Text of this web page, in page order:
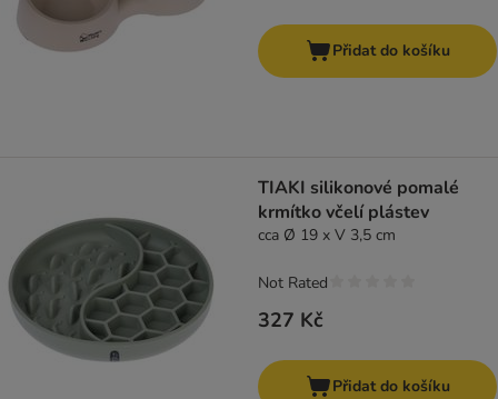
Přidat do košíku
TIAKI silikonové pomalé
krmítko včelí plástev
cca Ø 19 x V 3,5 cm
327 Kč
Not Rated
Přidat do košíku